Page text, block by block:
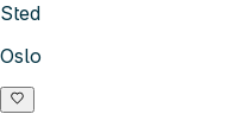
Sted
Oslo